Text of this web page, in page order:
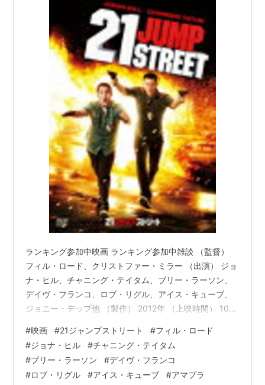
ランキング参加中映画 ランキング参加中雑談 （監督）
フィル・ロード、クリストファー・ミラー （出演） ジョ
ナ・ヒル、チャニング・テイタム、ブリー・ラーソン、
デイヴ・フランコ、ロブ・リグル、アイス・キューブ、
ジョニー・デップ他 （製作） 2012年 （上映時間） 105
Filmarks） 高校時代は敵役だったシュミットとジェンコ
だが、新人警官としてコンビを結成することに。青年犯
罪を撲滅するため、高校で潜入活動をする犯罪特別捜査
課“21ジャンプストリート”に配属された2人は、高校内に
#映画 #21ジャンプストリート #フィル・ロード
#ジョナ・ヒル #チャニング・テイタム
#ブリー・ラーソン #デイヴ・フランコ
#ロブ・リグル #アイス・キューブ #アマプラ